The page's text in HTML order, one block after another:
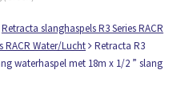
Retracta slanghaspels R3 Series RACR
RACR Water/Lucht
Retracta R3
waterhaspel met 18m x 1/2 ” slang